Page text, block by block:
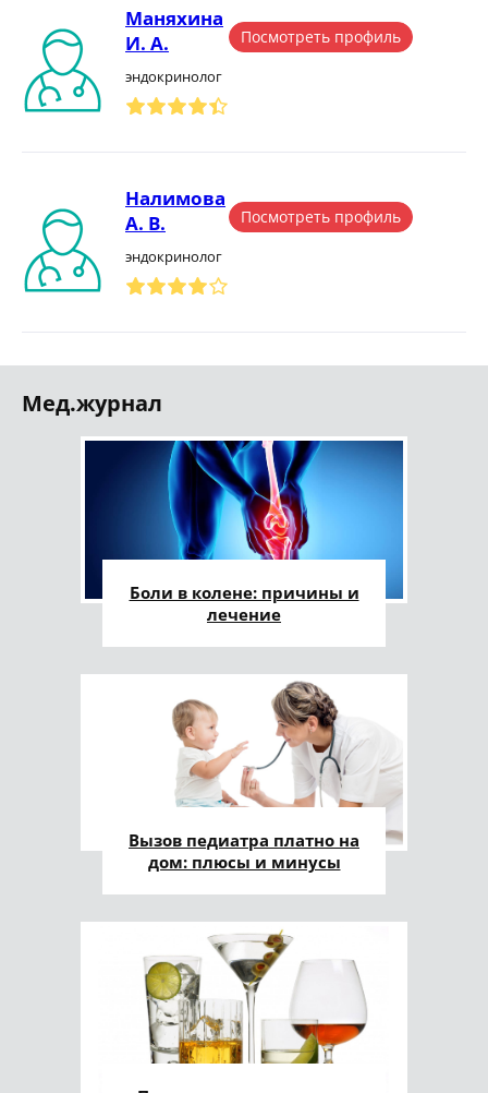
Маняхина
И. А.
эндокринолог
Посмотреть профиль
Налимова
А. В.
эндокринолог
Посмотреть профиль
Мед.журнал
Боли в колене: причины и
лечение
Вызов педиатра платно на
дом: плюсы и минусы